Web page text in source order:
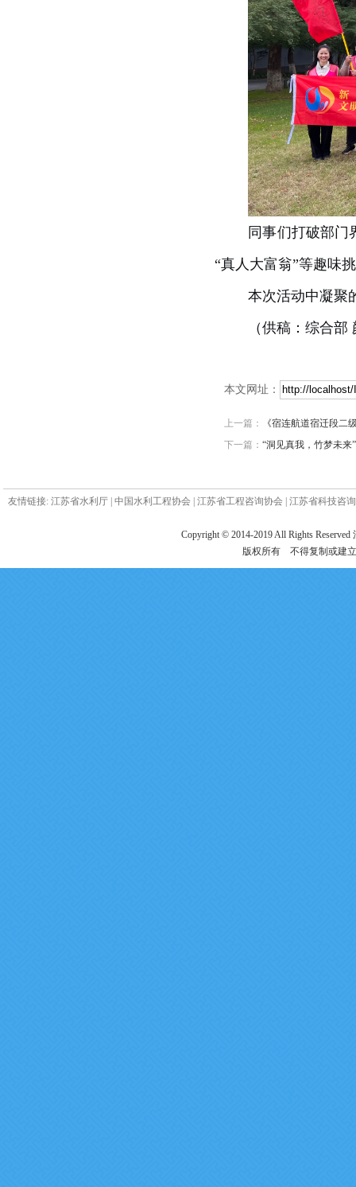
同事们打破部
“真人大富翁”等趣味
本次活动中凝聚
（供稿：综合部
本文网址：
上一篇：
《宿连航道宿迁段二
下一篇： “洞见真我，竹梦未来
友情链接: 江苏省水利厅| 中国水利工程协会| 江苏省工程咨询协会| 江苏省科技咨
Copyright © 2014-2019 All Rights
版权所有 不得复制或建立